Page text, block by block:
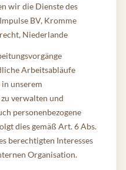
wir die Dienste des
BV, Kromme
Niederlande
Arbeitsabläufe
unserem
verwalten und
personenbezogene
dies gemäß Art. 6 Abs.
berechtigten Interesses
Organisation.